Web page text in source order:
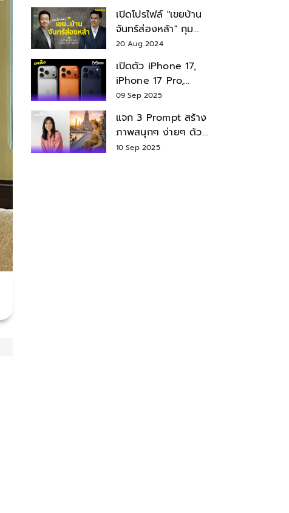
เปิดโปรไฟล์ "เขยบ้าน
จันทร์ส่องหล้า" กุม
บังเหียนธุรกิจตระกูล
"ชินวัตร"
20 Aug 2024
เปิดตัว iPhone 17,
iPhone 17 Pro,
iPhone 17 Air สเปค
09 Sep 2025
แจก 3 Prompt สร้าง
ภาพสนุกๆ ง่ายๆ ด้วย
Nano Banana ใน
10 Sep 2025